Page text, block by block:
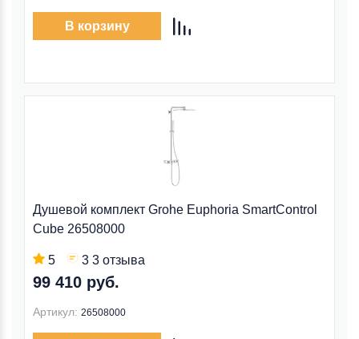
В корзину
Душевой комплект Grohe Euphoria SmartControl
Cube 26508000
5 3 3 отзыва
99 410 руб.
Артикул: 26508000